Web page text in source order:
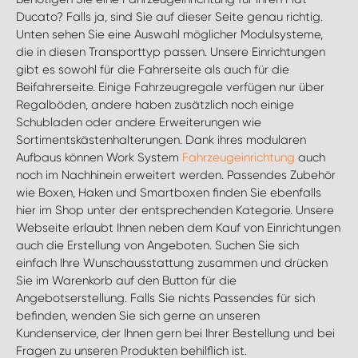
Ducato? Falls ja, sind Sie auf dieser Seite genau richtig.
Unten sehen Sie eine Auswahl möglicher Modulsysteme,
die in diesen Transporttyp passen. Unsere Einrichtungen
gibt es sowohl für die Fahrerseite als auch für die
Beifahrerseite. Einige Fahrzeugregale verfügen nur über
Regalböden, andere haben zusätzlich noch einige
Schubladen oder andere Erweiterungen wie
Sortimentskästenhalterungen. Dank ihres modularen
Aufbaus können Work System Fahrzeugeinrichtung auch
noch im Nachhinein erweitert werden. Passendes Zubehör
wie Boxen, Haken und Smartboxen finden Sie ebenfalls
hier im Shop unter der entsprechenden Kategorie. Unsere
Webseite erlaubt Ihnen neben dem Kauf von Einrichtungen
auch die Erstellung von Angeboten. Suchen Sie sich
einfach Ihre Wunschausstattung zusammen und drücken
Sie im Warenkorb auf den Button für die
Angebotserstellung. Falls Sie nichts Passendes für sich
befinden, wenden Sie sich gerne an unseren
Kundenservice, der Ihnen gern bei Ihrer Bestellung und bei
Fragen zu unseren Produkten behilflich ist.
WORK SYSTEM BRÜSSEL
WORK SYSTEM LIMBURG-KEMPEN
WORK SYSTEM NAMEN
WORK SYSTEM WORK SYSTEM BRÜGGE